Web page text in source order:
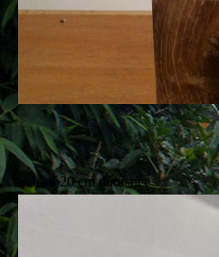
Schaal 20 cm doorsnee